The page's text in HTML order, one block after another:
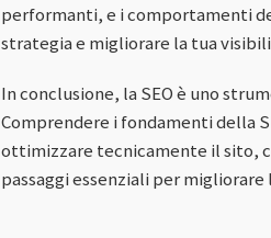
performanti, e i comportamenti
strategia e migliorare la tua
In conclusione, la SEO è uno
Comprendere i fondamenti della
ottimizzare tecnicamente il sito,
passaggi essenziali per